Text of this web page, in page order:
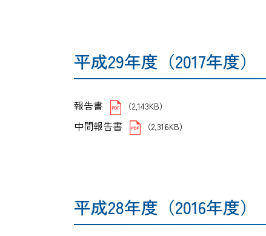
平成29年度（2017年度）
報告書 （2,143KB）
中間報告書 （2,316KB）
平成28年度（2016年度）